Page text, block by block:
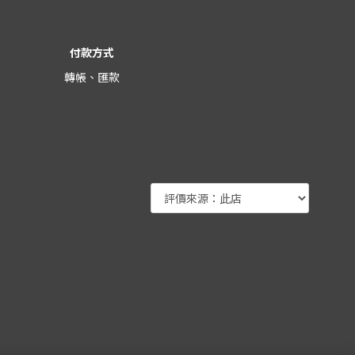
付款方式
轉帳、匯款